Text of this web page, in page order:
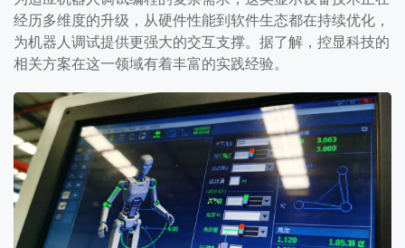
经历多维度的升级，从硬件性能到软件生态都在持续优化，
为机器人调试提供更强大的交互支撑。据了解，控显科技的
相关方案在这一领域有着丰富的实践经验。